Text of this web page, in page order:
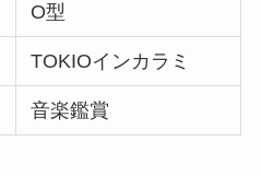
O型
TOKIOインカラミ
音楽鑑賞